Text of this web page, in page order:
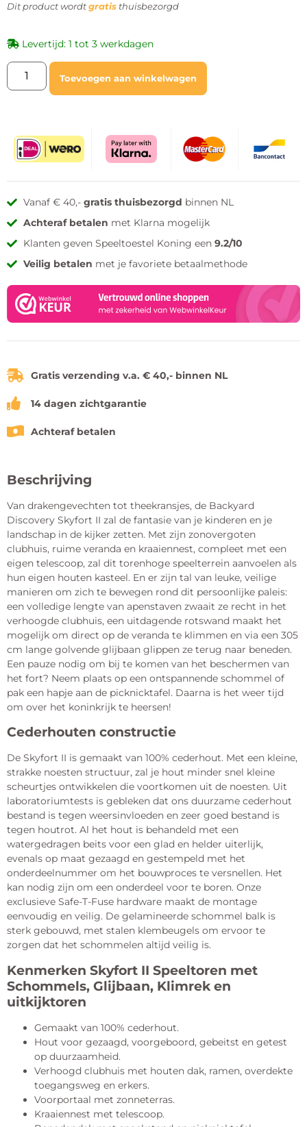
Dit product wordt gratis thuisbezorgd
Levertijd: 1 tot 3 werkdagen
Toevoegen aan winkelwagen
Vanaf € 40,- gratis thuisbezorgd binnen NL
Achteraf betalen met Klarna mogelijk
Klanten geven Speeltoestel Koning een 9.2/10
Veilig betalen met je favoriete betaalmethode
Gratis verzending v.a. € 40,- binnen NL
14 dagen zichtgarantie
Achteraf betalen
Beschrijving
Van drakengevechten tot theekransjes, de Backyard
Discovery Skyfort II zal de fantasie van je kinderen en je
landschap in de kijker zetten. Met zijn zonovergoten
clubhuis, ruime veranda en kraaiennest, compleet met een
eigen telescoop, zal dit torenhoge speelterrein aanvoelen als
hun eigen houten kasteel. En er zijn tal van leuke, veilige
manieren om zich te bewegen rond dit persoonlijke paleis:
een volledige lengte van apenstaven zwaait ze recht in het
verhoogde clubhuis, een uitdagende rotswand maakt het
mogelijk om direct op de veranda te klimmen en via een 305
cm lange golvende glijbaan glippen ze terug naar beneden.
Een pauze nodig om bij te komen van het beschermen van
het fort? Neem plaats op een ontspannende schommel of
pak een hapje aan de picknicktafel. Daarna is het weer tijd
om over het koninkrijk te heersen!
Cederhouten constructie
De Skyfort II is gemaakt van 100% cederhout. Met een kleine,
strakke noesten structuur, zal je hout minder snel kleine
scheurtjes ontwikkelen die voortkomen uit de noesten. Uit
laboratoriumtests is gebleken dat ons duurzame cederhout
bestand is tegen weersinvloeden en zeer goed bestand is
tegen houtrot. Al het hout is behandeld met een
watergedragen beits voor een glad en helder uiterlijk,
evenals op maat gezaagd en gestempeld met het
onderdeelnummer om het bouwproces te versnellen. Het
kan nodig zijn om een onderdeel voor te boren. Onze
exclusieve Safe-T-Fuse hardware maakt de montage
eenvoudig en veilig. De gelamineerde schommel balk is
sterk gebouwd, met stalen klembeugels om ervoor te
zorgen dat het schommelen altijd veilig is.
Kenmerken Skyfort II Speeltoren met
Schommels, Glijbaan, Klimrek en
uitkijktoren
Gemaakt van 100% cederhout.
Hout voor gezaagd, voorgeboord, gebeitst en getest
op duurzaamheid.
Verhoogd clubhuis met houten dak, ramen, overdekte
toegangsweg en erkers.
Voorportaal met zonneterras.
Kraaiennest met telescoop.